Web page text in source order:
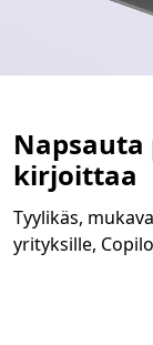
kirjoittaa
Tyylikäs,
yrityksille,